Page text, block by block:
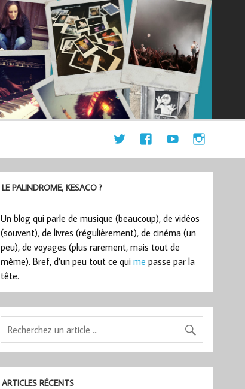
LE PALINDROME, KESACO ?
Un blog qui parle de musique (beaucoup), de vidéos
(souvent), de livres (régulièrement), de cinéma (un
peu), de voyages (plus rarement, mais tout de
même). Bref, d’un peu tout ce quime passe par la
tête.
ARTICLES RÉCENTS